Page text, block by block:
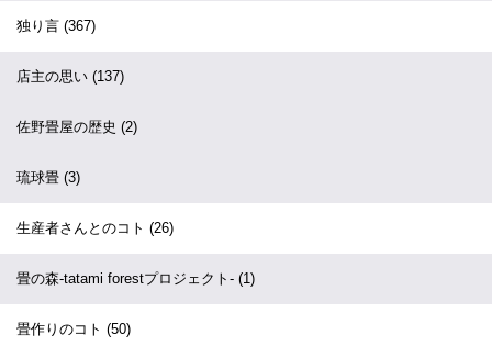
独り言 (367)
店主の思い (137)
佐野畳屋の歴史 (2)
琉球畳 (3)
生産者さんとのコト (26)
畳の森-tatami forestプロジェクト- (1)
畳作りのコト (50)